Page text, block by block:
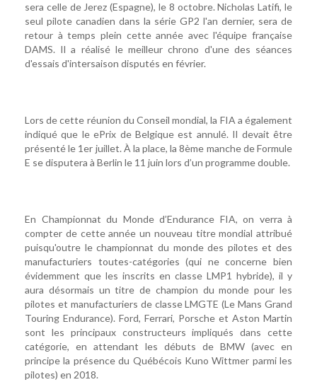
sera celle de Jerez (Espagne), le 8 octobre. Nicholas Latifi, le
seul pilote canadien dans la série GP2 l'an dernier, sera de
retour à temps plein cette année avec l'équipe française
DAMS. Il a réalisé le meilleur chrono d'une des séances
d'essais d'intersaison disputés en février.
Lors de cette réunion du Conseil mondial, la FIA a également
indiqué que le ePrix de Belgique est annulé. Il devait être
présenté le 1er juillet. À la place, la 8ème manche de Formule
E se disputera à Berlin le 11 juin lors d’un programme double.
En Championnat du Monde d’Endurance FIA, on verra à
compter de cette année un nouveau titre mondial attribué
puisqu'outre le championnat du monde des pilotes et des
manufacturiers toutes-catégories (qui ne concerne bien
évidemment que les inscrits en classe LMP1 hybride), il y
aura désormais un titre de champion du monde pour les
pilotes et manufacturiers de classe LMGTE (Le Mans Grand
Touring Endurance). Ford, Ferrari, Porsche et Aston Martin
sont les principaux constructeurs impliqués dans cette
catégorie, en attendant les débuts de BMW (avec en
principe la présence du Québécois Kuno Wittmer parmi les
pilotes) en 2018.